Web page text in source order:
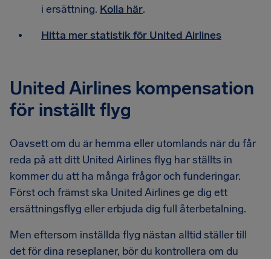
i ersättning. Kolla här.
Hitta mer statistik för United Airlines
United Airlines kompensation
för inställt flyg
Oavsett om du är hemma eller utomlands när du får
reda på att ditt United Airlines flyg har ställts in
kommer du att ha många frågor och funderingar.
Först och främst ska United Airlines ge dig ett
ersättningsflyg eller erbjuda dig full återbetalning.
Men eftersom inställda flyg nästan alltid ställer till
det för dina reseplaner, bör du kontrollera om du